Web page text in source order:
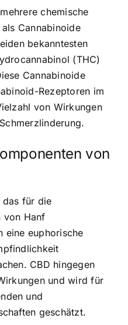
chemische
Cannabinoide
bekanntesten
(THC)
Cannabinoide
Rezeptoren im
von Wirkungen
von
das für die
von Hanf
eine euphorische
CBD hingegen
und wird für
und
geschätzt.